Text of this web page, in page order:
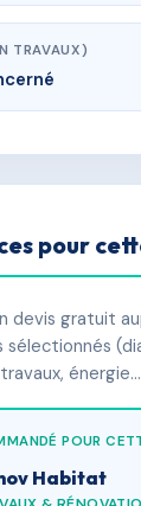
TRAVAUX)
pour
devis gratuit
sélectionnés
POUR
Habitat